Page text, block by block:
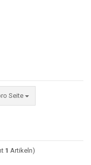
Seite
1 Artikeln)